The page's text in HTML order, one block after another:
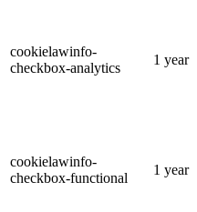
cookielawinfo-
checkbox-analytics
1 year
cookielawinfo-
checkbox-functional
1 year